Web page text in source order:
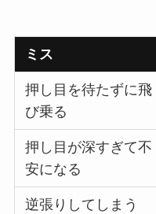
ミス
押し目を待たずに飛
び乗る
押し目が深すぎて不
安になる
逆張りしてしまう